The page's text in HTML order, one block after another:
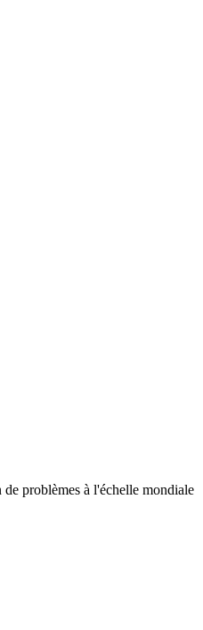
problèmes à l'échelle mondiale